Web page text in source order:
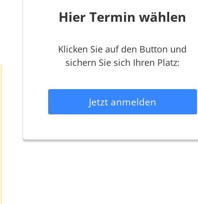
Hier Termin wählen
Klicken Sie auf den Button und
sichern Sie sich Ihren Platz:
Jetzt anmelden